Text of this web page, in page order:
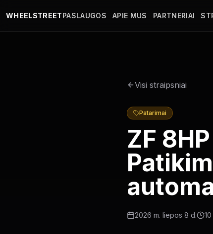
WHEELSTREETPASLAUGOS APIE MUS PARTNERIAI
Visi straipsniai
Patarimai
ZF
2026 m. liepos 8 d. 10